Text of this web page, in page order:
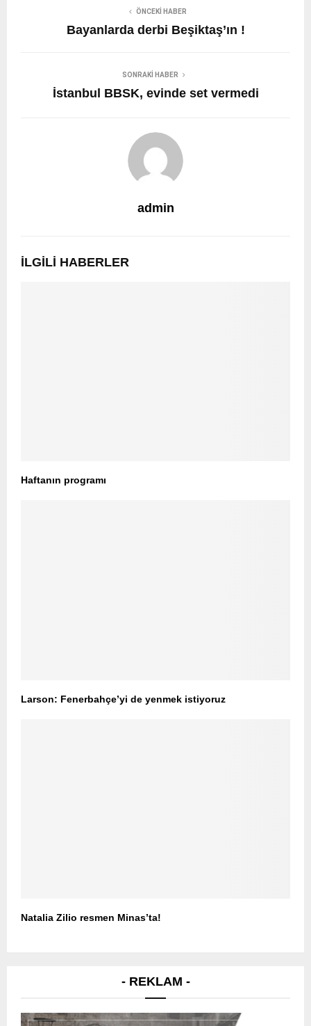
ÖNCEKI HABER
Bayanlarda derbi Beşiktaş’ın !
SONRAKI HABER
İstanbul BBSK, evinde set vermedi
admin
İLGILI HABERLER
Haftanın programı
Larson: Fenerbahçe’yi de yenmek istiyoruz
Natalia Zilio resmen Minas’ta!
- REKLAM -